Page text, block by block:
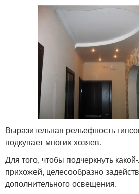
Выразительная рельефность
подкупает многих хозяев.
Для того, чтобы подчеркнуть
прихожей, целесообразно
дополнительного освещения.